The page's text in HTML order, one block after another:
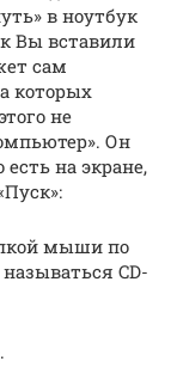
в ноутбук
Вы вставили
сам
которых
не
Он
на экране,
мыши по
CD-